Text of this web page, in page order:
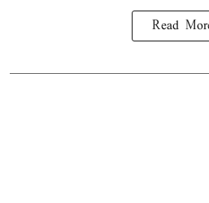
Read